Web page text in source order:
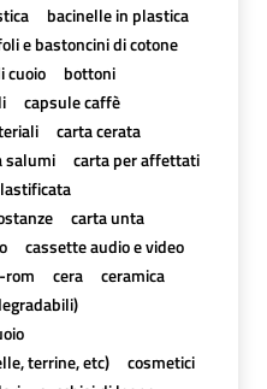
bacinelle in plastica
e bastoncini di cotone
cuoio
bottoni
capsule caffè
carta cerata
salumi
carta per affettati
carta unta
cassette audio e video
rom cera
ceramica
terrine, etc)
cosmetici